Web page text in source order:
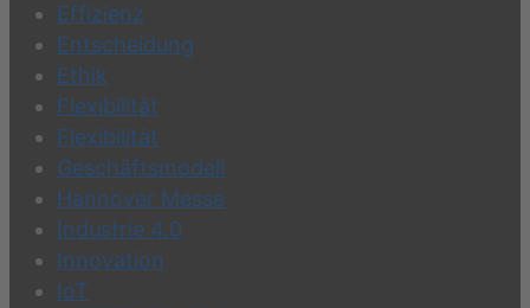
Effizienz
Entscheidung
Ethik
Flexibilität
Flexibilität
Geschäftsmodell
Hannover Messe
Industrie 4.0
Innovation
IoT